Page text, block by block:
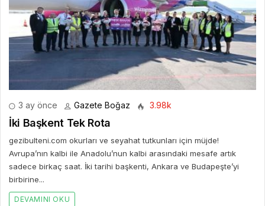
3 ay önce Gazete Boğaz 3.98k
İki Başkent Tek Rota
gezibulteni.com okurları ve seyahat tutkunları için müjde!
Avrupa’nın kalbi ile Anadolu’nun kalbi arasındaki mesafe artık
sadece birkaç saat. İki tarihi başkenti, Ankara ve Budapeşte’yi
birbirine...
DEVAMINI OKU